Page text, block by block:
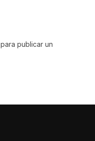
para publicar un